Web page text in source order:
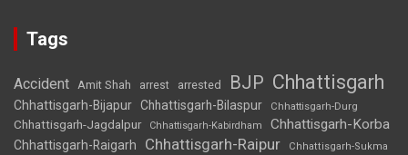
Tags
Accident Amit Shah arrest arrested BJP Chhattisgarh
Chhattisgarh-Bijapur Chhattisgarh-Bilaspur Chhattisgarh-Durg
Chhattisgarh-Jagdalpur Chhattisgarh-Kabirdham Chhattisgarh-Korba
Chhattisgarh-Raigarh Chhattisgarh-Raipur
Chhattisgarh-Sukma